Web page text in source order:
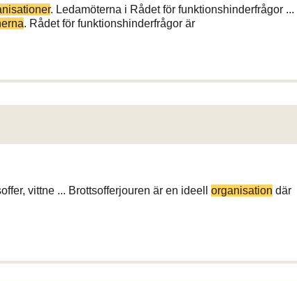
. Ledamöterna i Rådet för funktionshinderfrågor ...
. Rådet för funktionshinderfrågor är
vittne ... Brottsofferjouren är en ideell organisation där